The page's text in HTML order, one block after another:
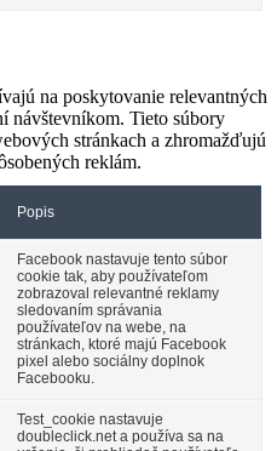
na poskytovanie relevantných
návštevníkom. Tieto súbory
stránkach a zhromažďujú
reklám.
Popis
Facebook nastavuje tento súbor
cookie tak, aby používateľom
zobrazoval relevantné reklamy
sledovaním správania
používateľov na webe, na
stránkach, ktoré majú Facebook
pixel alebo sociálny doplnok
Facebooku.
Test_cookie nastavuje
doubleclick.net a používa sa na